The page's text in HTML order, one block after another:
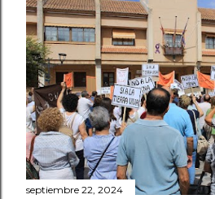
septiembre 22, 2024